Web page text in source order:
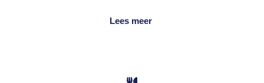
Lees meer